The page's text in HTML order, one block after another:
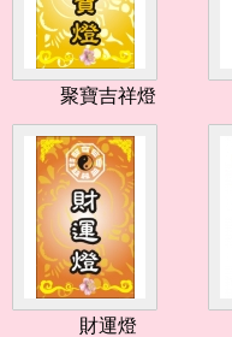
聚寶吉祥燈
財運燈